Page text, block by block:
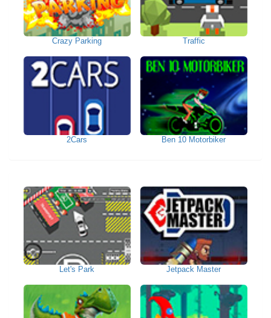
Crazy Parking Traffic
2Cars Ben 10 Motorbiker
Let's Park Jetpack Master